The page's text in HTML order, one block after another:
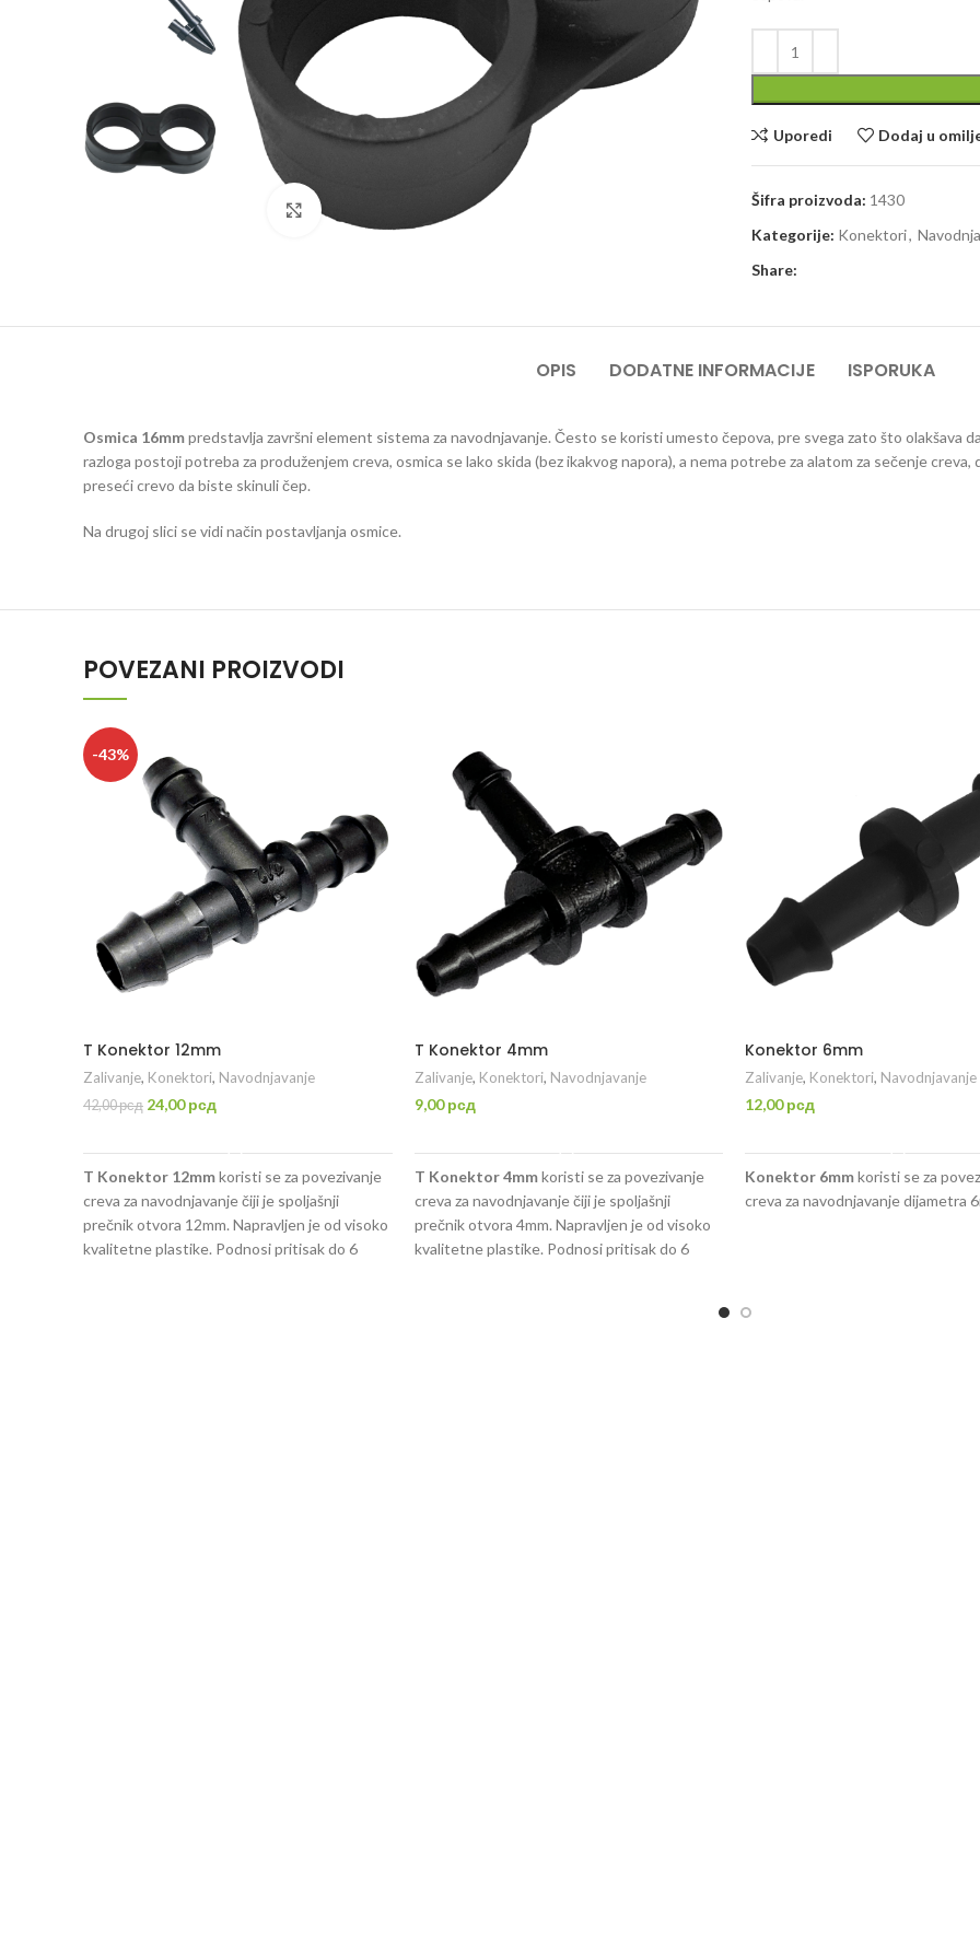
Click to enlarge
Uporedi Dodaj u
Šifra proizvoda: 1430
Kategorije: Konektori,
Share:
OPIS DODATNE INFORMACIJE ISPORUKA
Osmica 16mmpredstavlja završni element sistema za navodnjavanje. Često se koristi umesto čepova, pre svega zato što olakšava
razloga postoji potreba za produženjem creva, osmica se lako skida (bez ikakvog napora), a nema potrebe za alatom za sečenje
preseći crevo da biste skinuli čep.
Na drugoj slici se vidi način postavljanja osmice.
POVEZANI PROIZVODI
-43%
T Konektor 12mm
Zalivanje, Konektori, Navodnjavanje
42,00рсд Originalna
42,00 рсд.
24,00рсд
T Konektor 12mmkoristi se za povezivanje
creva za navodnjavanje čiji je spoljašnji
prečnik otvora 12mm. Napravljen je od visoko
kvalitetne plastike. Podnosi pritisak do 6
T Konektor 4mm
Zalivanje, Konektori, Navodnjavanje
9,00рсд
T Konektor 4mmkoristi se za povezivanje
creva za navodnjavanje čiji je spoljašnji
prečnik otvora 4mm. Napravljen je od visoko
kvalitetne plastike. Podnosi pritisak do 6
Konektor 6mm
Zalivanje, Konektori, Navodnjavanje
12,00рсд
Konektor 6mmkoristi se za
creva za navodnjavanje dijametra